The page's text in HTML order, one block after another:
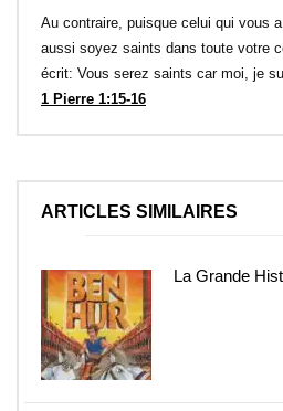
Au contraire, puisque celui qui vous
aussi soyez saints dans toute votre
écrit: Vous serez saints car moi, je
1 Pierre 1:15-16
ARTICLES SIMILAIRES
La Grande